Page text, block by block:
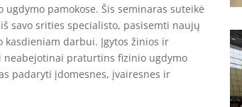
pamokose. Šis seminaras suteikė
savo srities specialisto, pasisemti naujų
kasdieniam darbui. Įgytos žinios ir
neabejotinai praturtins fizinio ugdymo
padaryti įdomesnes, įvairesnes ir